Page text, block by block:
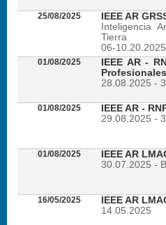
25/08/2025
IEEE AR
Inteligencia
Tierra
06-
01/08/2025
IEEE AR -
Profesionales
28.08.2025 -
01/08/2025
IEEE AR -
29.08.2025 -
01/08/2025
IEEE AR
30.07.2025 -
16/05/2025
IEEE AR
14.05.2025